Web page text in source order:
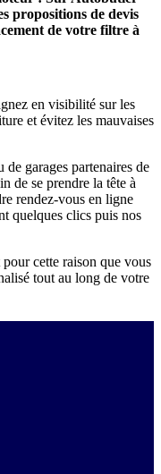
propositions de devis
de votre filtre à
en visibilité sur les
et évitez les mauvaises
de garages partenaires de
de se prendre la tête à
rendez-vous en ligne
quelques clics puis nos
cette raison que vous
tout au long de votre